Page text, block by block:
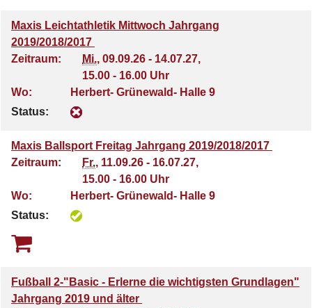
Maxis Leichtathletik Mittwoch Jahrgang
2019/2018/2017
Zeitraum:
Mi., 09.09.26 - 14.07.27,
15.00 - 16.00 Uhr
Wo:
Herbert- Grünewald- Halle 9
Status:
Maxis Ballsport Freitag Jahrgang 2019/2018/2017
Zeitraum:
Fr., 11.09.26 - 16.07.27,
15.00 - 16.00 Uhr
Wo:
Herbert- Grünewald- Halle 9
Status:
Fußball 2-"Basic - Erlerne die wichtigsten Grundlagen"
Jahrgang 2019 und älter